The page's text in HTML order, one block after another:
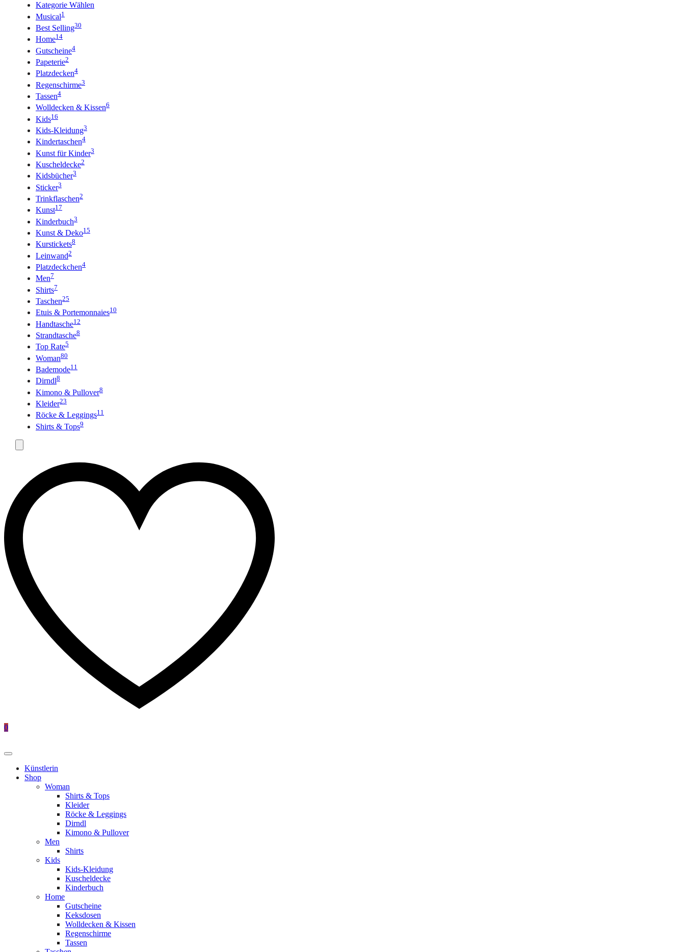
Kategorie Wählen
Musical1
Best Selling30
Home14
Gutscheine4
Papeterie2
Platzdecken4
Regenschirme3
Tassen4
Wolldecken & Kissen6
Kids16
Kids-Kleidung3
Kindertaschen4
Kunst für Kinder3
Kuscheldecke2
Kidsbücher3
Sticker3
Trinkflaschen2
Kunst17
Kinderbuch3
Kunst & Deko15
Kurstickets8
Leinwand2
Platzdeckchen4
Men7
Shirts7
Taschen25
Etuis & Portemonnaies10
Handtasche12
Strandtasche8
Top Rate5
Woman80
Bademode11
Dirndl8
Kimono & Pullover8
Kleider23
Röcke & Leggings11
Shirts & Tops9
0
Künstlerin
Shop
Woman
Shirts & Tops
Kleider
Röcke & Leggings
Dirndl
Kimono & Pullover
Men
Shirts
Kids
Kids-Kleidung
Kuscheldecke
Kinderbuch
Home
Gutscheine
Keksdosen
Wolldecken & Kissen
Regenschirme
Tassen